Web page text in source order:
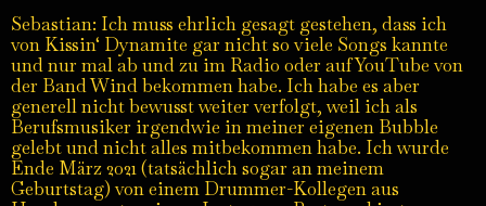
Sebastian: Ich muss ehrlich gesagt gestehen, dass ich
von Kissin‘ Dynamite gar nicht so viele Songs kannte
und nur mal ab und zu im Radio oder auf YouTube von
der Band Wind bekommen habe. Ich habe es aber
generell nicht bewusst weiter verfolgt, weil ich als
Berufsmusiker irgendwie in meiner eigenen Bubble
gelebt und nicht alles mitbekommen habe. Ich wurde
Ende März 2021 (tatsächlich sogar an meinem
Geburtstag) von einem Drummer-Kollegen aus